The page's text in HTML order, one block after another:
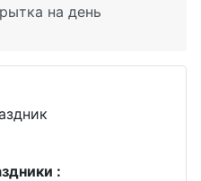
на день
: